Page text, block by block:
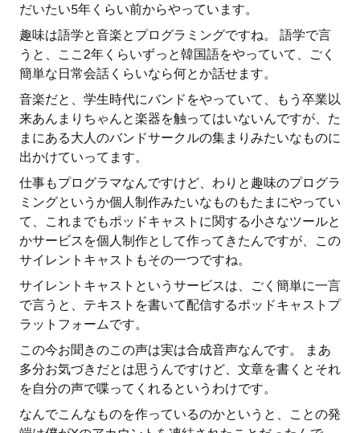
だいたい5年くらい前からやっています。
趣味は語学と音楽とプログラミングですね。 語学で言
うと、ここ2年くらいずっと韓国語をやっていて、ごく
簡単な日常会話くらいなら何とか話せます。
音楽だと、学生時代にバンドをやっていて、もう卒業以
来あんまりちゃんと楽器を触ってはいないんですが、た
まにある大人のバンドサークルの集まりみたいなものに
出かけていってます。
仕事もプログラマなんですけど、わりと趣味のプログラ
ミングというか個人制作みたいなものもたまにやってい
て、これまでもポッドキャストに関する小さなツールと
かサービスを個人制作として作ってきたんですが、この
サイレントキャストもその一つですね。
サイレントキャストというサービスは、ごく簡単に一言
で言うと、テキストを書いて配信するポッドキャストプ
ラットフォームです。
この今お聞きのこの声は実は合成音声なんです。 まあ
多分お気づきだとは思うんですけど、文章を書くとそれ
を自分の声で喋ってくれるというわけです。
なんでこんなものを作っているのかというと、ことの発